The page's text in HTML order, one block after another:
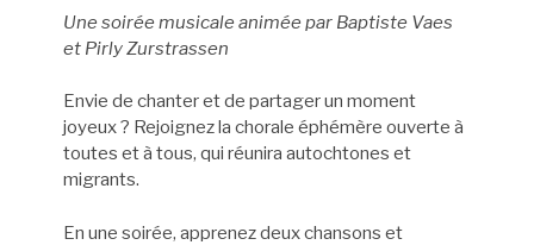
Une soirée musicale animée par Baptiste Vaes
et Pirly Zurstrassen
Envie de chanter et de partager un moment
joyeux ? Rejoignez la chorale éphémère ouverte à
toutes et à tous, qui réunira autochtones et
migrants.
En une soirée, apprenez deux chansons et